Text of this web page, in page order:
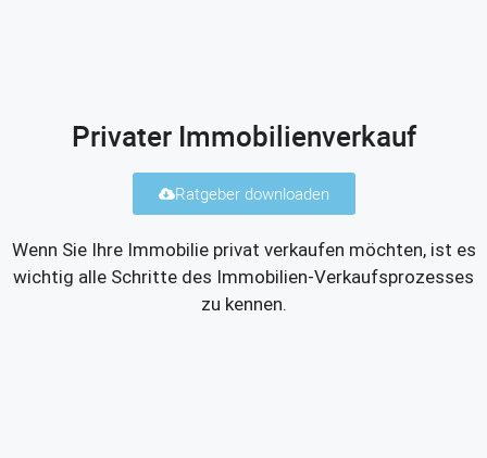
Privater Immobilienverkauf
Ratgeber downloaden
Wenn Sie Ihre Immobilie privat verkaufen möchten, ist es
wichtig alle Schritte des Immobilien-Verkaufsprozesses
zu kennen.